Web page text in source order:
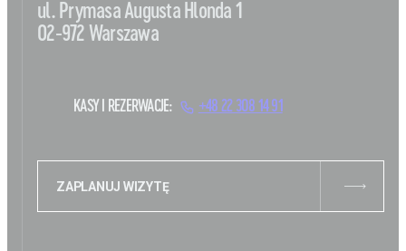
ul. Prymasa Augusta Hlonda 1
02-972 Warszawa
KASY I REZERWACJE: +48 22 308 14 91
ZAPLANUJ WIZYTĘ